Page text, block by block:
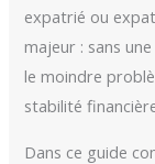
expatrié ou
majeur : sans une
le moindre
stabilité
Dans ce guide